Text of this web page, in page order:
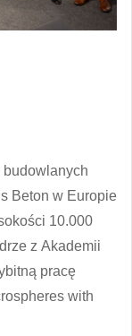
budowlanych
Beton w Europie
10.000
z Akademii
pracę
with